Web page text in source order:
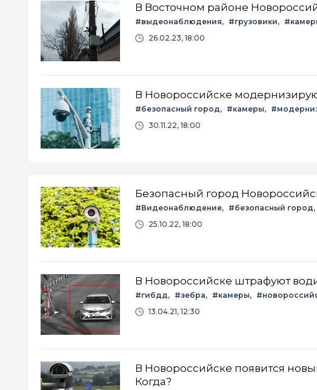
В Восточном районе
#выдеонаблюдения #грузовики
26.02.23, 18:00
В Новороссийске
#безопасный город #камеры
30.11.22, 18:00
Безопасный город
#Видеонаблюдение #безопасный город
25.10.22, 18:00
В Новороссийске штрафуют
#гибдд #зебра #камеры
13.04.21, 12:30
В Новороссийске появится
Когда?